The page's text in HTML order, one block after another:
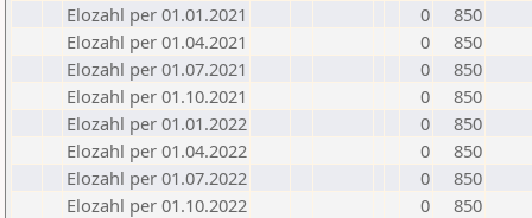
Elozahl per 01.01.2021
0
850
Elozahl per 01.04.2021
0
850
Elozahl per 01.07.2021
0
850
Elozahl per 01.10.2021
0
850
Elozahl per 01.01.2022
0
850
Elozahl per 01.04.2022
0
850
Elozahl per 01.07.2022
0
850
Elozahl per 01.10.2022
0
850